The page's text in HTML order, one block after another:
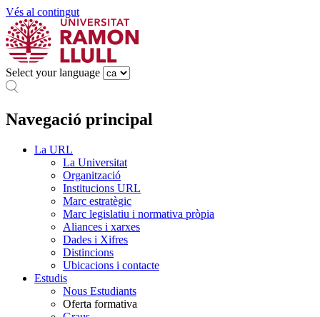
Vés al contingut
Select your language
Navegació principal
La URL
La Universitat
Organització
Institucions URL
Marc estratègic
Marc legislatiu i normativa pròpia
Aliances i xarxes
Dades i Xifres
Distincions
Ubicacions i contacte
Estudis
Nous Estudiants
Oferta formativa